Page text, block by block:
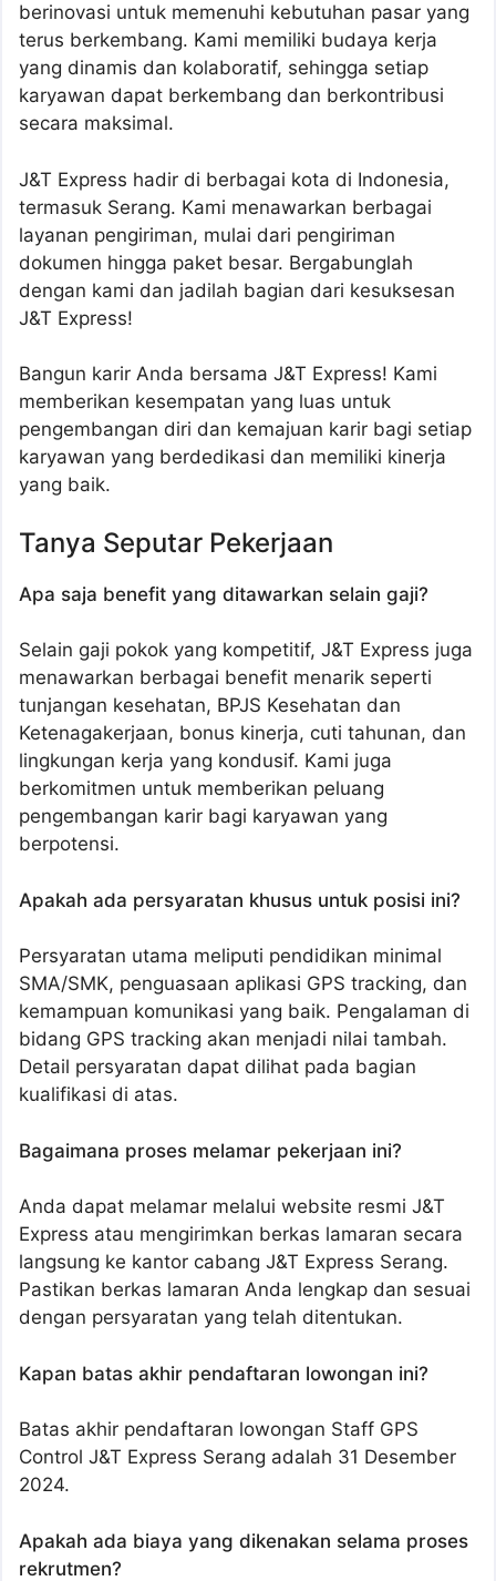
berinovasi untuk memenuhi kebutuhan pasar yang
terus berkembang. Kami memiliki budaya kerja
yang dinamis dan kolaboratif, sehingga setiap
karyawan dapat berkembang dan berkontribusi
secara maksimal.
J&T Express hadir di berbagai kota di Indonesia,
termasuk Serang. Kami menawarkan berbagai
layanan pengiriman, mulai dari pengiriman
dokumen hingga paket besar. Bergabunglah
dengan kami dan jadilah bagian dari kesuksesan
J&T Express!
Bangun karir Anda bersama J&T Express! Kami
memberikan kesempatan yang luas untuk
pengembangan diri dan kemajuan karir bagi setiap
karyawan yang berdedikasi dan memiliki kinerja
yang baik.
Tanya Seputar Pekerjaan
Apa saja benefit yang ditawarkan selain gaji?
Selain gaji pokok yang kompetitif, J&T Express juga
menawarkan berbagai benefit menarik seperti
tunjangan kesehatan, BPJS Kesehatan dan
Ketenagakerjaan, bonus kinerja, cuti tahunan, dan
lingkungan kerja yang kondusif. Kami juga
berkomitmen untuk memberikan peluang
pengembangan karir bagi karyawan yang
berpotensi.
Apakah ada persyaratan khusus untuk posisi ini?
Persyaratan utama meliputi pendidikan minimal
SMA/SMK, penguasaan aplikasi GPS tracking, dan
kemampuan komunikasi yang baik. Pengalaman di
bidang GPS tracking akan menjadi nilai tambah.
Detail persyaratan dapat dilihat pada bagian
kualifikasi di atas.
Bagaimana proses melamar pekerjaan ini?
Anda dapat melamar melalui website resmi J&T
Express atau mengirimkan berkas lamaran secara
langsung ke kantor cabang J&T Express Serang.
Pastikan berkas lamaran Anda lengkap dan sesuai
dengan persyaratan yang telah ditentukan.
Kapan batas akhir pendaftaran lowongan ini?
Batas akhir pendaftaran lowongan Staff GPS
Control J&T Express Serang adalah 31 Desember
2024.
Apakah ada biaya yang dikenakan selama proses
rekrutmen?